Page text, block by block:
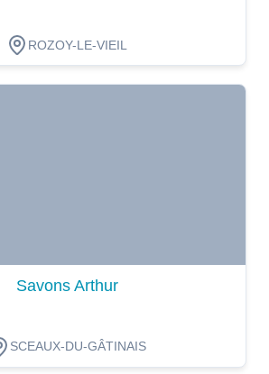
ROZOY-LE-VIEIL
Savons Arthur
SCEAUX-DU-GÂTINAIS